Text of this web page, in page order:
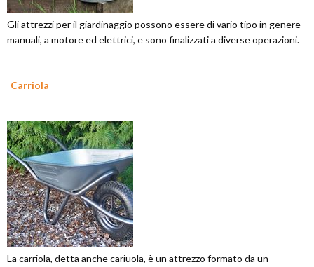
Gli attrezzi per il giardinaggio possono essere di vario tipo in genere
manuali, a motore ed elettrici, e sono finalizzati a diverse operazioni.
Carriola
La carriola, detta anche cariuola, è un attrezzo formato da un